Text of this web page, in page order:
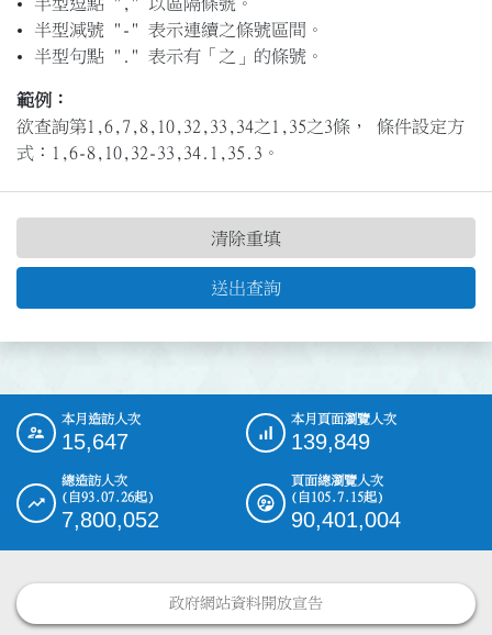
半型逗點 "," 以區隔條號。
半型減號 "-" 表示連續之條號區間。
半型句點 "." 表示有「之」的條號。
範例：
欲查詢第1,6,7,8,10,32,33,34之1,35之3條， 條件設定方
式：1,6-8,10,32-33,34.1,35.3。
送出查詢
清除重填
::: 本月造訪人次
15,647
本月頁面瀏覽人次
139,849
總造訪人次
(自93.07.26起)
7,800,052
頁面總瀏覽人次
(自105.7.15起)
90,401,004
政府網站資料開放宣告